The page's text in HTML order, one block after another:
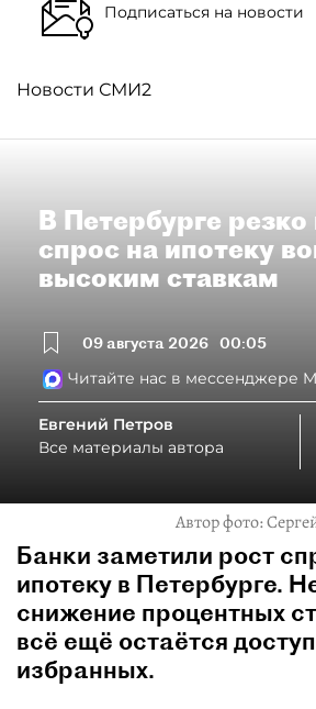
Подписаться на новости
Новости СМИ2
В Петербурге
спрос на ипотеку
высоким ставкам
09 августа 2026 00:05
Читайте нас в мессенджере
Евгений Петров
Все материалы автора
Автор фото:
Банки заметили рост
ипотеку в Петербурге.
снижение процентных
всё ещё остаётся
избранных.